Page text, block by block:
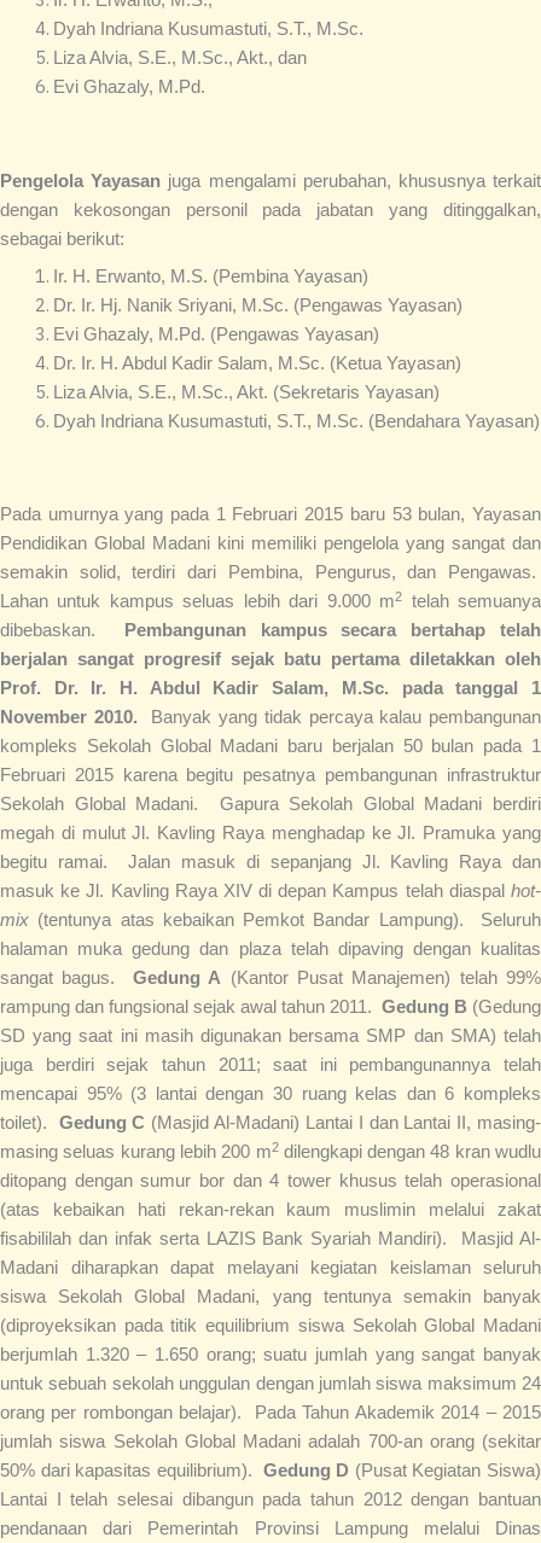
Dyah Indriana Kusumastuti, S.T., M.Sc.
Liza Alvia, S.E., M.Sc., Akt., dan
Evi Ghazaly, M.Pd.
Pengelola Yayasan juga mengalami perubahan, khususnya terkait
dengan kekosongan personil pada jabatan yang ditinggalkan,
sebagai berikut:
Ir. H. Erwanto, M.S. (Pembina Yayasan)
Dr. Ir. Hj. Nanik Sriyani, M.Sc. (Pengawas Yayasan)
Evi Ghazaly, M.Pd. (Pengawas Yayasan)
Dr. Ir. H. Abdul Kadir Salam, M.Sc. (Ketua Yayasan)
Liza Alvia, S.E., M.Sc., Akt. (Sekretaris Yayasan)
Dyah Indriana Kusumastuti, S.T., M.Sc. (Bendahara Yayasan)
Pada umurnya yang pada 1 Februari 2015 baru 53 bulan, Yayasan
Pendidikan Global Madani kini memiliki pengelola yang sangat dan
semakin solid, terdiri dari Pembina, Pengurus, dan Pengawas.
Lahan untuk kampus seluas lebih dari 9.000 m2
telah semuanya
dibebaskan.
Pembangunan kampus secara bertahap telah
berjalan sangat progresif sejak batu pertama diletakkan oleh
Prof. Dr. Ir. H. Abdul Kadir Salam, M.Sc. pada tanggal 1
November 2010. Banyak yang tidak percaya kalau pembangunan
kompleks Sekolah Global Madani baru berjalan 50 bulan pada 1
Februari 2015 karena begitu pesatnya pembangunan infrastruktur
Sekolah Global Madani. Gapura Sekolah Global Madani berdiri
megah di mulut Jl. Kavling Raya menghadap ke Jl. Pramuka yang
begitu ramai. Jalan masuk di sepanjang Jl. Kavling Raya dan
masuk ke Jl. Kavling Raya XIV di depan Kampus telah diaspal hot-
mix (tentunya atas kebaikan Pemkot Bandar Lampung). Seluruh
halaman muka gedung dan plaza telah dipaving dengan kualitas
sangat bagus. Gedung A (Kantor Pusat Manajemen) telah 99%
rampung dan fungsional sejak awal tahun 2011. Gedung B (Gedung
SD yang saat ini masih digunakan bersama SMP dan SMA) telah
juga berdiri sejak tahun 2011; saat ini pembangunannya telah
mencapai 95% (3 lantai dengan 30 ruang kelas dan 6 kompleks
toilet). Gedung C (Masjid Al-Madani) Lantai I dan Lantai II, masing-
masing seluas kurang lebih 200 m2dilengkapi dengan 48 kran wudlu
ditopang dengan sumur bor dan 4 tower khusus telah operasional
(atas kebaikan hati rekan-rekan kaum muslimin melalui zakat
fisabililah dan infak serta LAZIS Bank Syariah Mandiri). Masjid Al-
Madani diharapkan dapat melayani kegiatan keislaman seluruh
siswa Sekolah Global Madani, yang tentunya semakin banyak
(diproyeksikan pada titik equilibrium siswa Sekolah Global Madani
berjumlah 1.320 – 1.650 orang; suatu jumlah yang sangat banyak
untuk sebuah sekolah unggulan dengan jumlah siswa maksimum 24
orang per rombongan belajar). Pada Tahun Akademik 2014 – 2015
jumlah siswa Sekolah Global Madani adalah 700-an orang (sekitar
50% dari kapasitas equilibrium). Gedung D (Pusat Kegiatan Siswa)
Lantai I telah selesai dibangun pada tahun 2012 dengan bantuan
pendanaan dari Pemerintah Provinsi Lampung melalui Dinas